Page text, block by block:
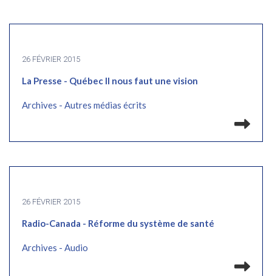
26 FÉVRIER 2015
La Presse - Québec Il nous faut une vision
Archives - Autres médias écrits
26 FÉVRIER 2015
Radio-Canada - Réforme du système de santé
Archives - Audio